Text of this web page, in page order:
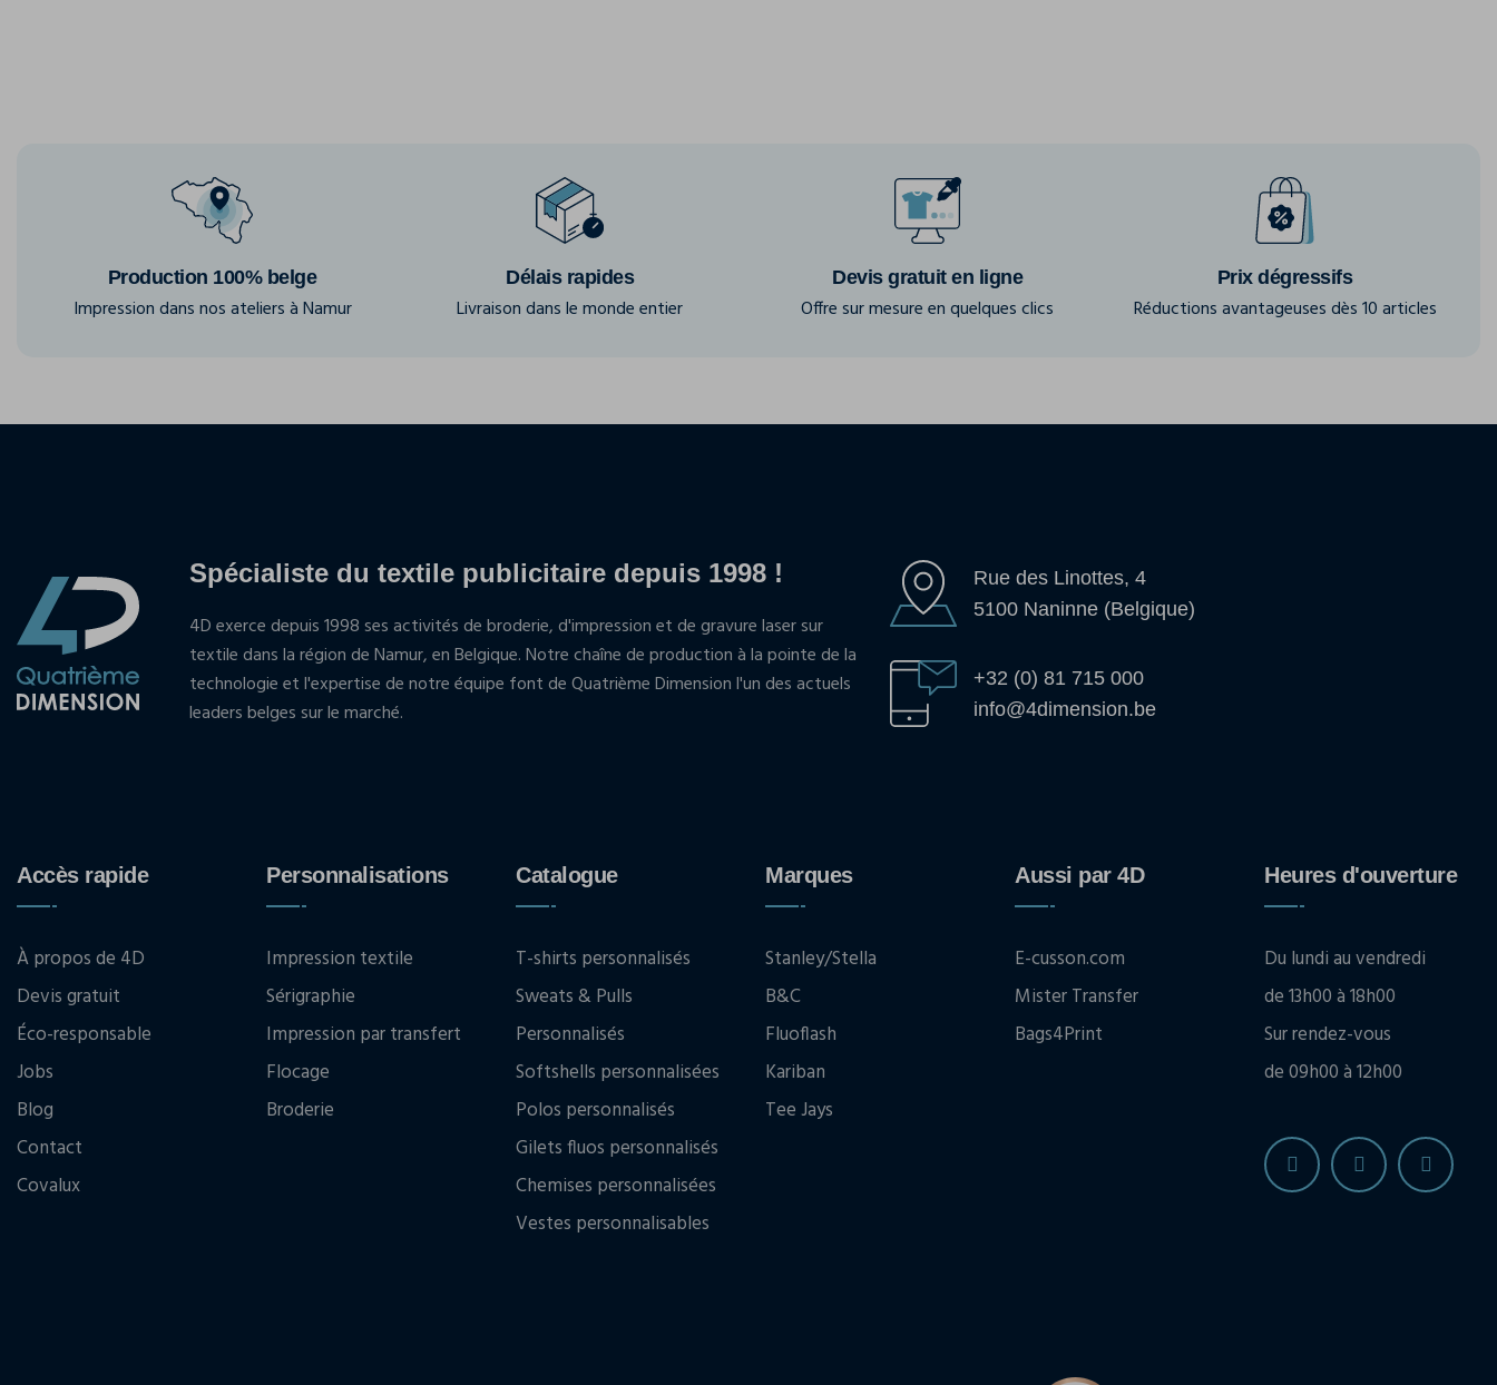
Production 100% belge
Impression dans nos ateliers à Namur
Délais rapides
Livraison dans le monde entier
Devis gratuit en ligne
Offre sur mesure en quelques clics
Prix dégressifs
Réductions avantageuses dès 10 articles
Spécialiste du textile publicitaire depuis 1998 !
4D exerce depuis 1998 ses activités de broderie, d'impression et de gravure laser sur
textile dans la région de Namur, en Belgique. Notre chaîne de production à la pointe de la
technologie et l'expertise de notre équipe font de Quatrième Dimension l'un des actuels
leaders belges sur le marché.
Rue des Linottes, 4
5100 Naninne (Belgique)
+32 (0) 81 715 000
info@4dimension.be
Accès rapide
À propos de 4D
Devis gratuit
Éco-responsable
Jobs
Blog
Contact
Covalux
Personnalisations
Impression textile
Sérigraphie
Impression par transfert
Flocage
Broderie
Catalogue
T-shirts personnalisés
Sweats & Pulls
Personnalisés
Softshells personnalisées
Polos personnalisés
Gilets fluos personnalisés
Chemises personnalisées
Vestes personnalisables
Marques
Stanley/Stella
B&C
Fluoflash
Kariban
Tee Jays
Aussi par 4D
E-cusson.com
Mister Transfer
Bags4Print
Heures d'ouverture
Du lundi au vendredi
de 13h00 à 18h00
Sur rendez-vous
de 09h00 à 12h00